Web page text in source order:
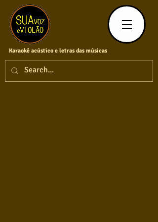
Karaokê acústico e letras das músicas